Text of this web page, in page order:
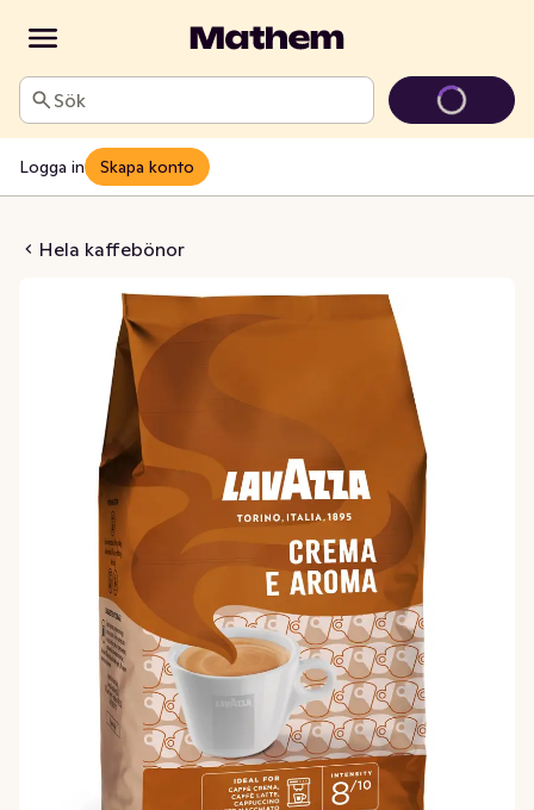
Sök
Logga in Skapa konto
Hela kaffebönor
Hela Kaffebönor